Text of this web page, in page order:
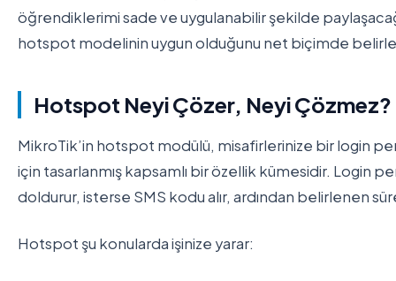
öğrendiklerimi sade ve uygulanabilir şekilde
hotspot modelinin uygun olduğunu net biçimde
Hotspot Neyi Çözer, Neyi Çözmez?
MikroTik’in hotspot modülü, misafirlerinize bir login
için tasarlanmış kapsamlı bir özellik kümesidir. Login
doldurur, isterse SMS kodu alır, ardından belirlenen
Hotspot şu konularda işinize yarar: